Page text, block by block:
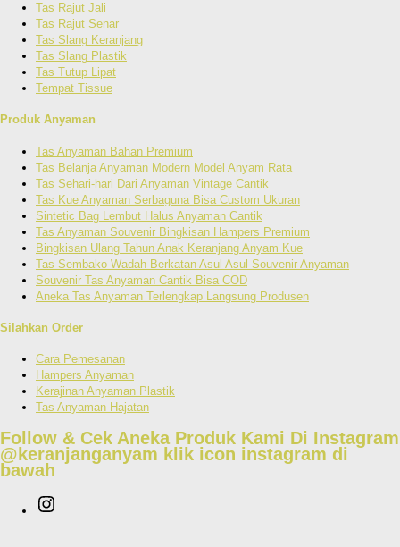
Tas Rajut Jali
Tas Rajut Senar
Tas Slang Keranjang
Tas Slang Plastik
Tas Tutup Lipat
Tempat Tissue
Produk Anyaman
Tas Anyaman Bahan Premium
Tas Belanja Anyaman Modern Model Anyam Rata
Tas Sehari-hari Dari Anyaman Vintage Cantik
Tas Kue Anyaman Serbaguna Bisa Custom Ukuran
Sintetic Bag Lembut Halus Anyaman Cantik
Tas Anyaman Souvenir Bingkisan Hampers Premium
Bingkisan Ulang Tahun Anak Keranjang Anyam Kue
Tas Sembako Wadah Berkatan Asul Asul Souvenir Anyaman
Souvenir Tas Anyaman Cantik Bisa COD
Aneka Tas Anyaman Terlengkap Langsung Produsen
Silahkan Order
Cara Pemesanan
Hampers Anyaman
Kerajinan Anyaman Plastik
Tas Anyaman Hajatan
Follow & Cek Aneka Produk Kami Di Instagram
@keranjanganyam klik icon instagram di
bawah